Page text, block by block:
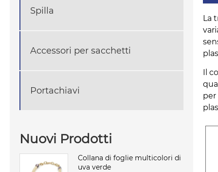
Spilla
Accessori per sacchetti
Portachiavi
Nuovi Prodotti
Collana di foglie multicolori di
uva verde
La
Il
per